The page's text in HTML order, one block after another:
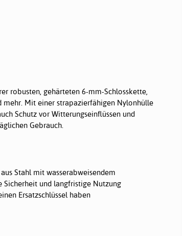
robusten, gehärteten 6-mm-Schlosskette,
mehr. Mit einer strapazierfähigen Nylonhülle
Schutz vor Witterungseinflüssen und
Gebrauch.
Stahl mit wasserabweisendem
Sicherheit und langfristige Nutzung
Ersatzschlüssel haben